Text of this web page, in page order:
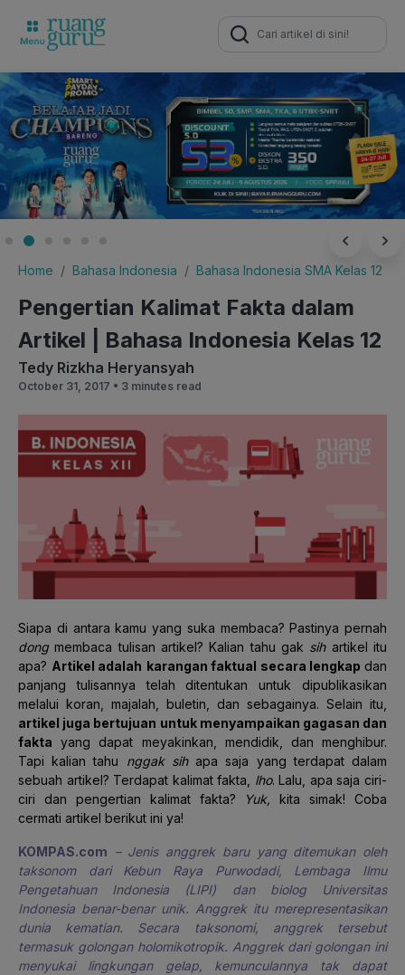
Search
for:
Home Bahasa Indonesia Bahasa Indonesia SMA Kelas 12
Pengertian Kalimat Fakta dalam
Artikel | Bahasa Indonesia Kelas 12
Tedy Rizkha Heryansyah
October 31, 2017 • 3 minutes read
Siapa di antara kamu yang suka membaca? Pastinya pernah
dongmembaca tulisan artikel? Kalian tahu gak sihartikel itu
apa? Artikel adalah karangan faktual secara lengkap dan
panjang tulisannya telah ditentukan untuk dipublikasikan
melalui koran, majalah, buletin, dan sebagainya. Selain itu,
artikel juga bertujuan untuk menyampaikan gagasan dan
fakta yang dapat meyakinkan, mendidik, dan menghibur.
Tapi kalian tahu nggak sihapa saja yang terdapat dalam
sebuah artikel? Terdapat kalimat fakta, lho. Lalu, apa saja ciri-
ciri dan pengertian kalimat fakta?
Yuk,kita simak! Coba
cermati artikel berikut ini ya!
KOMPAS.com – Jenis anggrek baru yang ditemukan oleh
taksonom dari Kebun Raya Purwodadi, Lembaga Ilmu
Pengetahuan Indonesia (LIPI) dan biolog Universitas
Indonesia benar-benar unik. Anggrek itu merepresentasikan
dunia kematian. Secara taksonomi, anggrek tersebut
termasuk golongan holomikotropik. Anggrek dari golongan ini
menyukai lingkungan gelap, kemunculannya tak dapat